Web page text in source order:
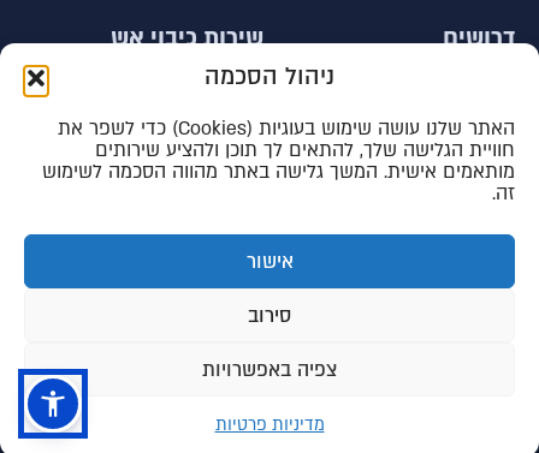
ניהול הסכמה
האתר שלנו עושה שימוש בעוגיות (Cookies) כדי לשפר את
חוויית הגלישה שלך, להתאים לך תוכן ולהציע שירותים
מותאמים אישית. המשך גלישה באתר מהווה הסכמה לשימוש
זה.
אישור
סירוב
צפיה באפשרויות
מדיניות פרטיות
דרושים
שירות כיבוי אש
עובדים זרים
03-9031866
1533-9011684
תנאי שימוש
© כל הזכויות שמורות לקבוצת דרך חדשה בתנועה בע"מ 2026